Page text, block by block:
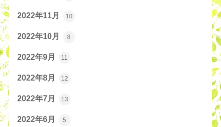
2022年11月 10
2022年10月 8
2022年9月 11
2022年8月 12
2022年7月 13
2022年6月 5